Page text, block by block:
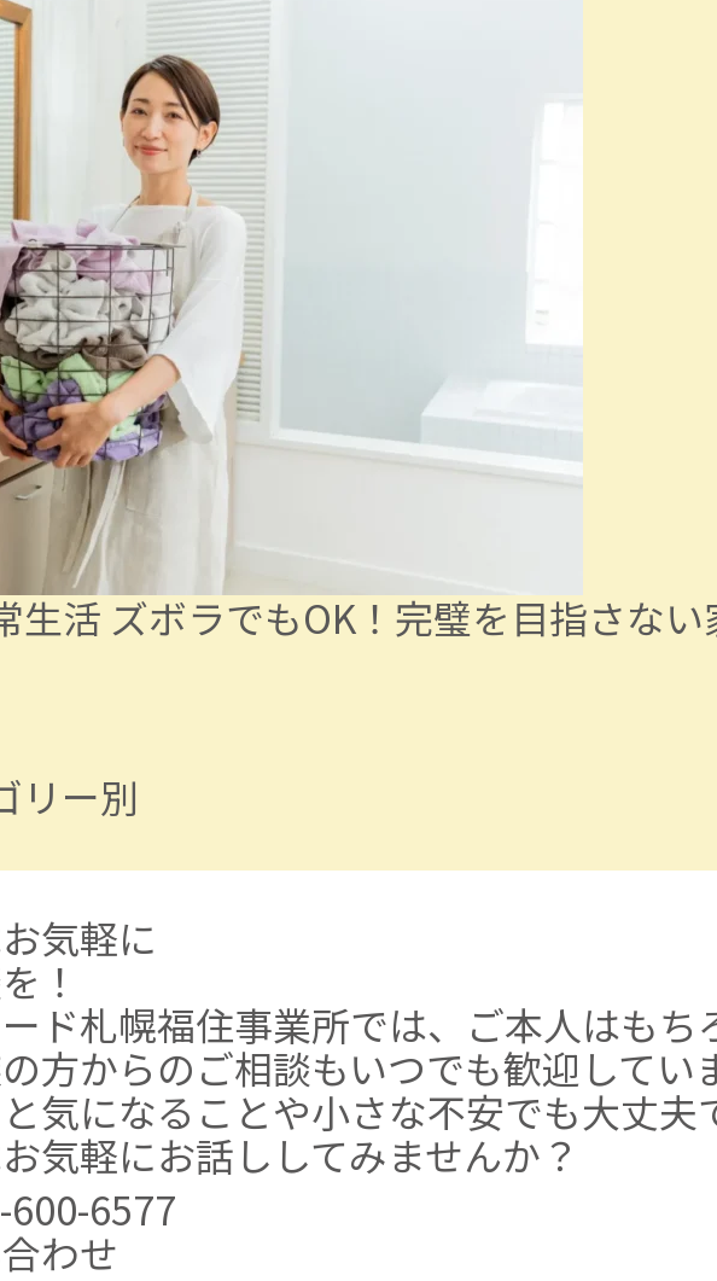
生活 ズボラでもOK！完璧を目指さな
リー別
気軽に
！
ド札幌福住事業所では、ご本人はもち
方からのご相談もいつでも歓迎してい
気になることや小さな不安でも大丈夫
気軽にお話ししてみませんか？
600-6577
わせ